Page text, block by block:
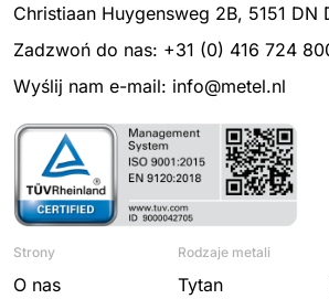
Christiaan Huygensweg 2B, 5151 DN
Zadzwoń do nas: +31 (0) 416 724
Wyślij nam e-mail: info@metel.nl
Strony
O nas
Rodzaje metali
Tytan